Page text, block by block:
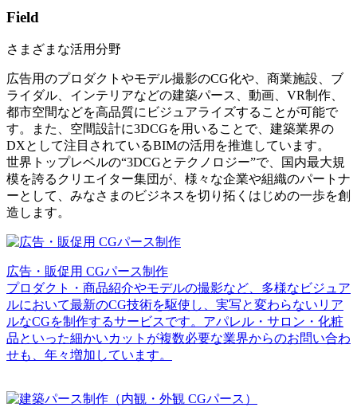
Field
さまざまな活用分野
広告用のプロダクトやモデル撮影のCG化や、商業施設、ブ
ライダル、インテリアなどの建築パース、動画、VR制作、
都市空間などを高品質にビジュアライズすることが可能で
す。また、空間設計に3DCGを用いることで、建築業界の
DXとして注目されているBIMの活用を推進しています。
世界トップレベルの“3DCGとテクノロジー”で、国内最大規
模を誇るクリエイター集団が、様々な企業や組織のパートナ
ーとして、みなさまのビジネスを切り拓くはじめの一歩を創
造します。
広告・販促用 CGパース制作
プロダクト・商品紹介やモデルの撮影など、多様なビジュア
ルにおいて最新のCG技術を駆使し、実写と変わらないリア
ルなCGを制作するサービスです。アパレル・サロン・化粧
品といった細かいカットが複数必要な業界からのお問い合わ
せも、年々増加しています。